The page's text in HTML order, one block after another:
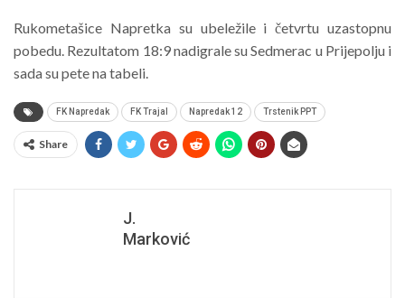
Rukometašice Napretka su ubeležile i četvrtu uzastopnu
pobedu. Rezultatom 18:9 nadigrale su Sedmerac u Prijepolju i
sada su pete na tabeli.
FK Napredak FK Trajal Napredak 12 Trstenik PPT
Share
J.
Marković